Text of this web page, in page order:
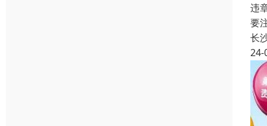
违
要
长
24-